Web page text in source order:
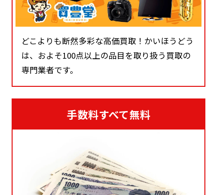
どこよりも断然多彩な高価買取！かいほうどう
は、およそ100点以上の品目を取り扱う買取の
専門業者です。
手数料すべて無料